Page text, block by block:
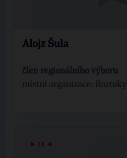
Alojz Šula
člen regionálního výboru
místní organizace: Roztoky
▶ 11 ◀